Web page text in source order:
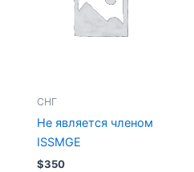
СНГ
Не является членом
ISSMGE
$350